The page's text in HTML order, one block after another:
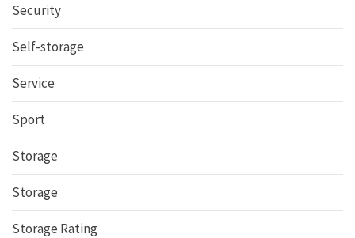
Security
Self-storage
Service
Sport
Storage
Storage
Storage Rating